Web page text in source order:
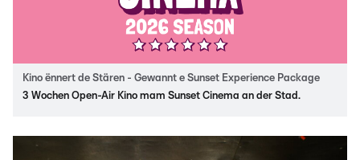
Kino ënnert de Stären - Gewannt e Sunset Experience Package
3 Wochen Open-Air Kino mam Sunset Cinema an der Stad.